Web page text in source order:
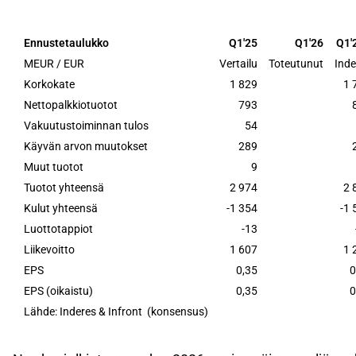
vertailukauteen nähden, erityisesti
nettopalkkiotuottojen kasvua.
Strategian mukaiset kertaerät, kuten 190
raportoitua tulosta, mutta kulujen odotetaan
Nordea on ohjeistanut yli 15 %:n oman
vuodelle 2026, ja seuraamme johdon
vaikutuksista markkinoihin.
Tämä sisältö on tekoälyn tuottamaa. Anna siihen liittyvää
Ennustetaulukko Q1'25 Q1'26
MEUR / EUR
Vertailu Toteutunut
Korkokate
1 829 1
Nettopalkkiotuotot
793
Vakuutustoiminnan tulos
54
Käyvän arvon muutokset
289
Muut tuotot
9
Tuotot yhteensä
2 974 2
Kulut yhteensä
-1 354 -1
Luottotappiot
-13
Liikevoitto
1 607 1
EPS
0,35
EPS (oikaistu)
0,35
Lähde: Inderes & Infront (konsensus)